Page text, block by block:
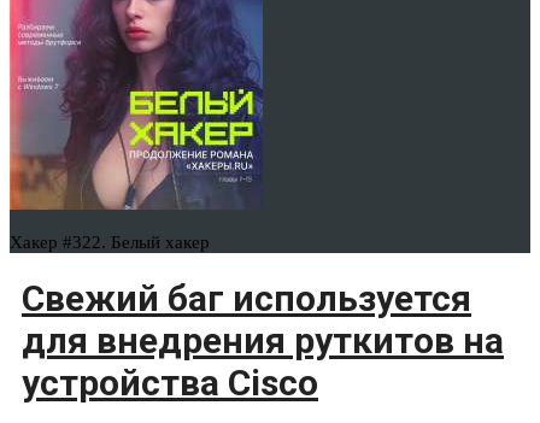
Хакер #322. Белый хакер
Свежий баг используется
для внедрения руткитов на
устройства Cisco